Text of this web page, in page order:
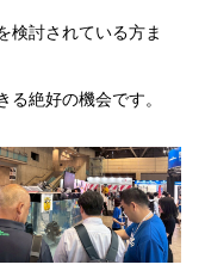
検討されている方ま
絶好の機会です。